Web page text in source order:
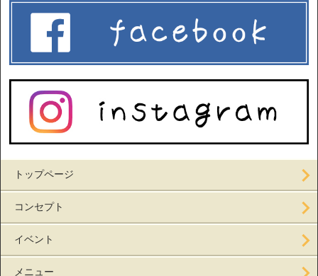
トップページ
コンセプト
イベント
メニュー